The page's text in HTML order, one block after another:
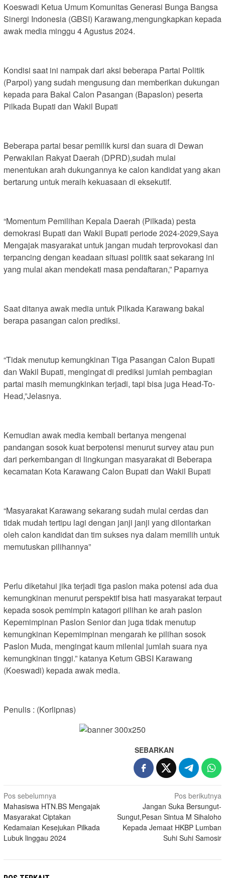
Koeswadi Ketua Umum Komunitas Generasi Bunga Bangsa
Sinergi Indonesia (GBSI) Karawang,mengungkapkan kepada
awak media minggu 4 Agustus 2024.
Kondisi saat ini nampak dari aksi beberapa Partai Politik
(Parpol) yang sudah mengusung dan memberikan dukungan
kepada para Bakal Calon Pasangan (Bapaslon) peserta
Pilkada Bupati dan Wakil Bupati
Beberapa partai besar pemilik kursi dan suara di Dewan
Perwakilan Rakyat Daerah (DPRD),sudah mulai
menentukan arah dukungannya ke calon kandidat yang akan
bertarung untuk meraih kekuasaan di eksekutif.
“Momentum Pemilihan Kepala Daerah (Pilkada) pesta
demokrasi Bupati dan Wakil Bupati periode 2024-2029,Saya
Mengajak masyarakat untuk jangan mudah terprovokasi dan
terpancing dengan keadaan situasi politik saat sekarang ini
yang mulai akan mendekati masa pendaftaran,” Paparnya
Saat ditanya awak media untuk Pilkada Karawang bakal
berapa pasangan calon prediksi.
“Tidak menutup kemungkinan Tiga Pasangan Calon Bupati
dan Wakil Bupati, mengingat di prediksi jumlah pembagian
partai masih memungkinkan terjadi, tapi bisa juga Head-To-
Head,”Jelasnya.
Kemudian awak media kembali bertanya mengenai
pandangan sosok kuat berpotensi menurut survey atau pun
dari perkembangan di lingkungan masyarakat di Beberapa
kecamatan Kota Karawang Calon Bupati dan Wakil Bupati
“Masyarakat Karawang sekarang sudah mulai cerdas dan
tidak mudah tertipu lagi dengan janji janji yang dilontarkan
oleh calon kandidat dan tim sukses nya dalam memilih untuk
memutuskan pilihannya”
Perlu diketahui jika terjadi tiga paslon maka potensi ada dua
kemungkinan menurut perspektif bisa hati masyarakat terpaut
kepada sosok pemimpin katagori pilihan ke arah paslon
Kepemimpinan Paslon Senior dan juga tidak menutup
kemungkinan Kepemimpinan mengarah ke pilihan sosok
Paslon Muda, mengingat kaum milenial jumlah suara nya
kemungkinan tinggi.” katanya Ketum GBSI Karawang
(Koeswadi) kepada awak media.
Penulis : (Korlipnas)
SEBARKAN
Navigasi
pos
Pos sebelumnya
Mahasiswa HTN.BS Mengajak
Masyarakat Ciptakan
Kedamaian Kesejukan Pilkada
Lubuk linggau 2024
Pos berikutnya
Jangan Suka Bersungut-
Sungut,Pesan Sintua M Sihaloho
Kepada Jemaat HKBP Lumban
Suhi Suhi Samosir